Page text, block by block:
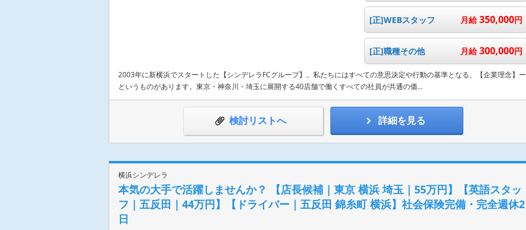
[正]WEBスタッフ 月給350,000円
[正]職種その他 月給300,000円
2003年に新横浜でスタートした【シンデレラFCグループ】。私たちにはすべての意思決定や行動の基準となる、【企業理念】ー
というものがあります。東京・神奈川・埼玉に展開する40店舗で働くすべての社員が共通の価…
詳細を見る
検討リストへ
横浜シンデレラ
本気の大手で活躍しませんか？ 【店長候補｜東京 横浜 埼玉｜55万円】【英語スタッ
フ｜五反田｜44万円】【ドライバー｜五反田 錦糸町 横浜】社会保険完備・完全週休2
日